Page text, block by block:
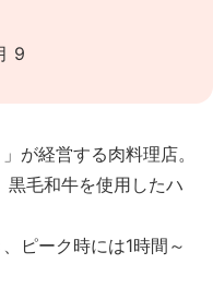
9
が経営する肉料理店。
毛和牛を使用したハ
ピーク時には1時間～